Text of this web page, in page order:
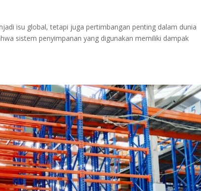
isu global, tetapi juga pertimbangan penting dalam dunia
sistem penyimpanan yang digunakan memiliki dampak